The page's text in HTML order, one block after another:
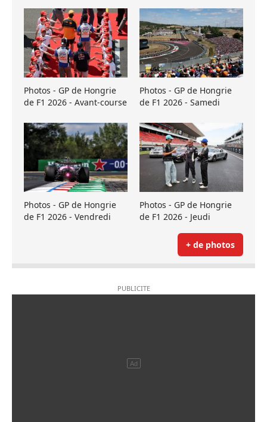
Photos - GP de Hongrie
de F1 2026 - Avant-course
Photos - GP de Hongrie
de F1 2026 - Samedi
Photos - GP de Hongrie
de F1 2026 - Vendredi
Photos - GP de Hongrie
de F1 2026 - Jeudi
+ de photos